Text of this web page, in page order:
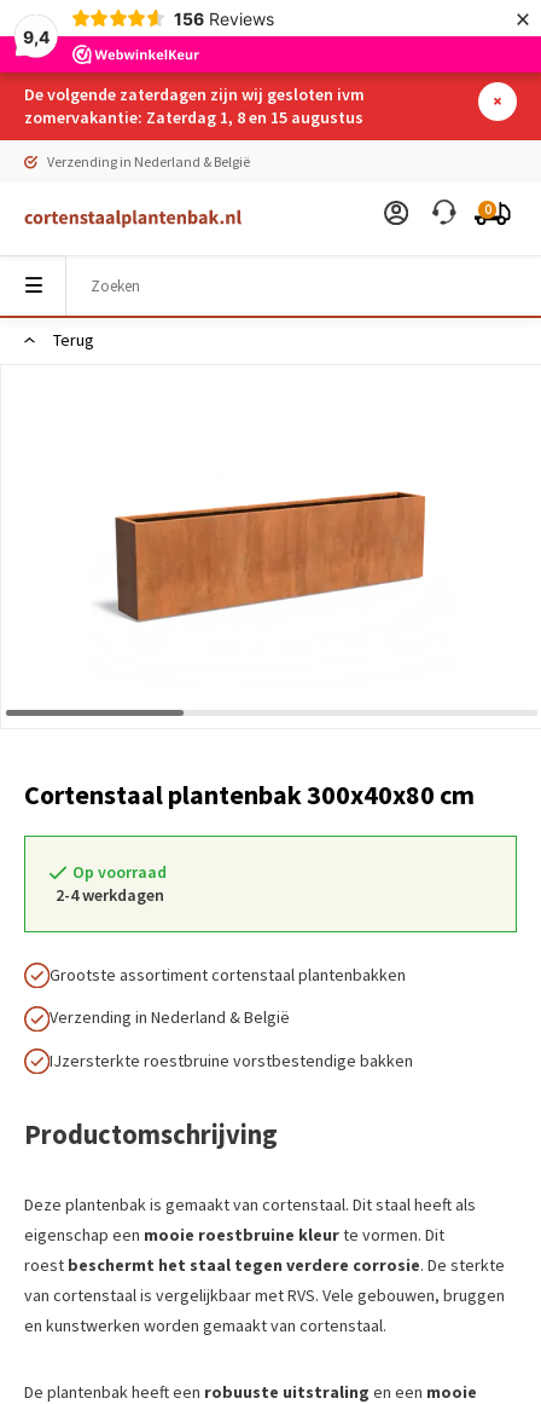
9,4
156 Reviews ×
De volgende zaterdagen zijn wij gesloten ivm
zomervakantie: Zaterdag 1, 8 en 15 augustus
Verzending in Nederland & België
0
Terug
Cortenstaal plantenbak 300x40x80 cm
Op voorraad
2-4 werkdagen
Grootste assortiment cortenstaal plantenbakken
Verzending in Nederland & België
IJzersterkte roestbruine vorstbestendige bakken
Productomschrijving
Deze plantenbak is gemaakt van cortenstaal. Dit staal heeft als
eigenschap een mooie roestbruine kleurte vormen. Dit
roest beschermt het staal tegen verdere corrosie. De sterkte
van cortenstaal is vergelijkbaar met RVS. Vele gebouwen, bruggen
en kunstwerken worden gemaakt van cortenstaal.
De plantenbak heeft een robuuste uitstraling en een mooie